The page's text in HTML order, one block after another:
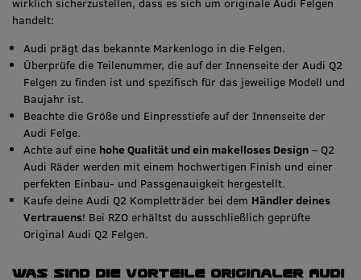
handelt:
Audi prägt das bekannte Markenlogo in die Felgen.
Überprüfe die Teilenummer, die auf der Innenseite der Audi Q2
Felgen zu finden ist und spezifisch für das jeweilige Modell und
Baujahr ist.
Beachte die Größe und Einpresstiefe auf der Innenseite der
Audi Felge.
Achte auf eine hohe Qualität und ein makelloses Design – Q2
Audi Räder werden mit einem hochwertigen Finish und einer
perfekten Einbau- und Passgenauigkeit hergestellt.
Kaufe deine Audi Q2 Kompletträder bei dem Händler deines
Vertrauens! Bei RZO erhältst du ausschließlich geprüfte
Original Audi Q2 Felgen.
Was sind die Vorteile originaler Audi